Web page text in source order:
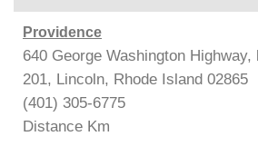
Providence
640 George Washington
201, Lincoln, Rhode Island 02865
(401) 305-6775
Distance Km